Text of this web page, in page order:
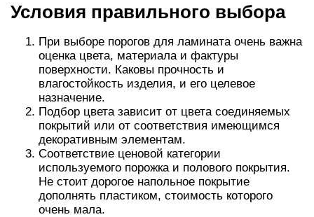
Условия правильного выбора
При выборе порогов для ламината очень важна
оценка цвета, материала и фактуры
поверхности. Каковы прочность и
влагостойкость изделия, и его целевое
назначение.
Подбор цвета зависит от цвета соединяемых
покрытий или от соответствия имеющимся
декоративным элементам.
Соответствие ценовой категории
используемого порожка и полового покрытия.
Не стоит дорогое напольное покрытие
дополнять пластиком, стоимость которого
очень мала.